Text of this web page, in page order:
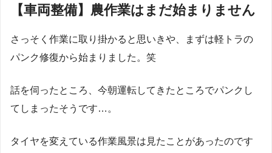
【車両整備】農作業はまだ始まりません
さっそく作業に取り掛かると思いきや、まずは軽トラの
パンク修復から始まりました。笑
話を伺ったところ、今朝運転してきたところでパンクし
てしまったそうです…。
タイヤを変えている作業風景は見たことがあったのです